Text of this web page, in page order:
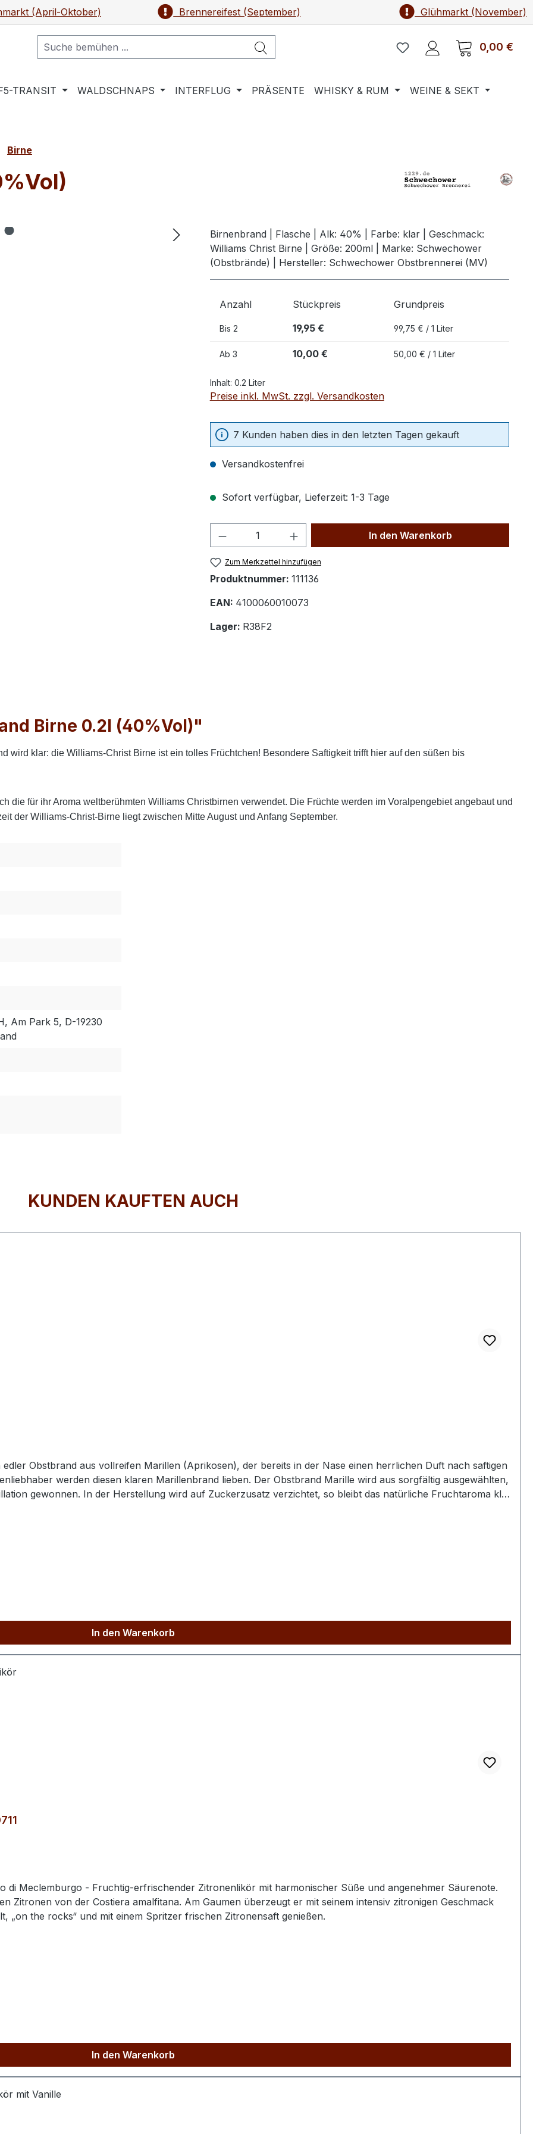
(April-Oktober) Brennereifest (September) Glühmarkt (November)
0,00 €
TRANSIT WALDSCHNAPS INTERFLUG PRÄSENTE WHISKY & RUM
WEINE & SEKT
Birne
Birnenbrand | Flasche | Alk: 40% | Farbe: klar | Geschmack:
Williams Christ Birne | Größe: 200ml | Marke: Schwechower
(Obstbrände) | Hersteller: Schwechower Obstbrennerei (MV)
Anzahl Stückpreis Grundpreis
Bis 2 19,95 € 99,75 € / 1 Liter
Ab 3 10,00 € 50,00 € / 1 Liter
Inhalt: 0.2 Liter
Preise inkl. MwSt. zzgl. Versandkosten
7 Kunden haben dies in den letzten Tagen gekauft
Versandkostenfrei
Sofort verfügbar, Lieferzeit: 1-3 Tage
Produkt Anzahl: Gib den gewünschten Wert
In den Warenkorb
Zum Merkzettel hinzufügen
Produktnummer: 111136
EAN: 4100060010073
Lager: R38F2
Birne 0.2l (40%Vol)"
wird klar: die Williams-Christ Birne ist ein tolles Früchtchen! Besondere Saftigkeit trifft hier auf den süßen bis
die für ihr Aroma weltberühmten Williams Christbirnen verwendet. Die Früchte werden im Voralpengebiet angebaut und
der Williams-Christ-Birne liegt zwischen Mitte August und Anfang September.
Am Park 5, D-19230
KUNDEN KAUFTEN AUCH
Nase einen herrlichen Duft nach saftigen
Marille wird aus sorgfältig ausgewählten,
In den Warenkorb
di Meclemburgo - Fruchtig-erfrischender Zitronenlikör mit harmonischer Süße und angenehmer Säurenote.
Zitronen von der Costiera amalfitana. Am Gaumen überzeugt er mit seinem intensiv zitronigen Geschmack
„on the rocks“ und mit einem Spritzer frischen Zitronensaft genießen.
In den Warenkorb